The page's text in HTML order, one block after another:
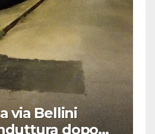
via Bellini
dopo